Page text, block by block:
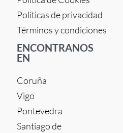
Políticas de privacidad
Términos y condiciones
ENCONTRANOS
EN
Coruña
Vigo
Pontevedra
Santiago de